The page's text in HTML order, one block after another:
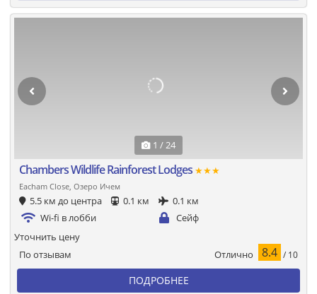
1 / 24
Chambers Wildlife Rainforest Lodges ★★★
Eacham Close, Озеро Ичем
5.5 км до центра 0.1 км
0.1 км
Wi-fi в лобби
Сейф
По отзывам Отлично 8.4 / 10
Уточнить цену
ПОДРОБНЕЕ